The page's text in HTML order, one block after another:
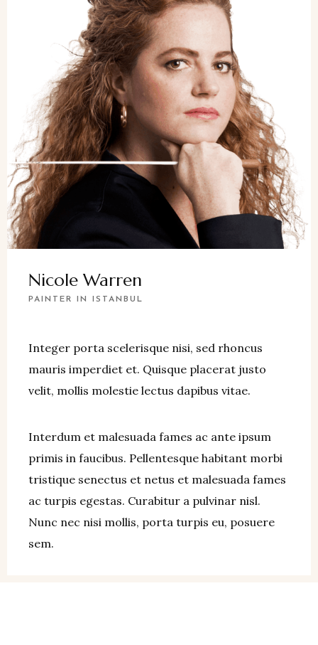
Nicole Warren
PAINTER IN ISTANBUL
Integer porta scelerisque nisi, sed rhoncus
mauris imperdiet et. Quisque placerat justo
velit, mollis molestie lectus dapibus vitae.
Interdum et malesuada fames ac ante ipsum
primis in faucibus. Pellentesque habitant morbi
tristique senectus et netus et malesuada fames
ac turpis egestas. Curabitur a pulvinar nisl.
Nunc nec nisi mollis, porta turpis eu, posuere
sem.